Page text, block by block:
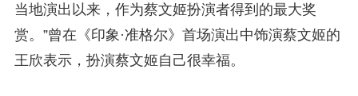
当地演出以来，作为蔡文姬扮演者得到的最大奖
赏。”曾在《印象·准格尔》首场演出中饰演蔡文姬的
王欣表示，扮演蔡文姬自己很幸福。